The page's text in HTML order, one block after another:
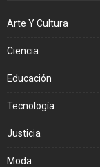
Arte Y Cultura
Ciencia
Educación
Tecnología
Justicia
Moda